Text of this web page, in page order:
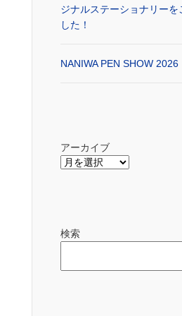
ジナルステーショナリーを
した！
NANIWA PEN SHOW 2026
アーカイブ
検索